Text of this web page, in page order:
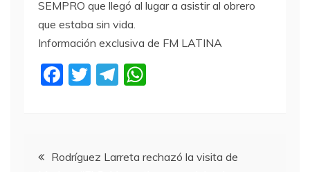
SEMPRO que llegó al lugar a asistir al obrero
que estaba sin vida.
Información exclusiva de FM LATINA
F
b
T
T
a A
Navegación
Rodríguez Larreta rechazó la visita de